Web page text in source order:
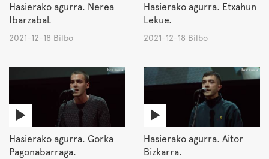
Hasierako agurra. Nerea
Ibarzabal.
2021-12-18 Bilbo
Hasierako agurra. Etxahun
Lekue.
2021-12-18 Bilbo
Hasierako agurra. Gorka
Pagonabarraga.
Hasierako agurra. Aitor
Bizkarra.